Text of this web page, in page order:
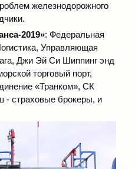
железнодорожного
2019»: Федеральная
Управляющая
Джи Эй Си Шиппинг энд
торговый порт,
«Транком», СК
страховые брокеры, и